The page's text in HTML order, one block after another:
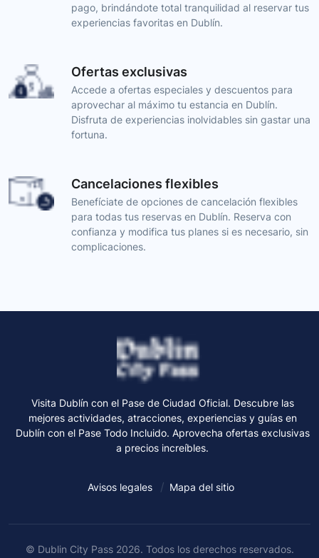
pago, brindándote total tranquilidad al reservar tus
experiencias favoritas en Dublín.
Ofertas exclusivas
Accede a ofertas especiales y descuentos para
aprovechar al máximo tu estancia en Dublín.
Disfruta de experiencias inolvidables sin gastar una
fortuna.
Cancelaciones flexibles
Benefíciate de opciones de cancelación flexibles
para todas tus reservas en Dublín. Reserva con
confianza y modifica tus planes si es necesario, sin
complicaciones.
Visita Dublín con el Pase de Ciudad Oficial. Descubre las
mejores actividades, atracciones, experiencias y guías en
Dublín con el Pase Todo Incluido. Aprovecha ofertas exclusivas
a precios increíbles.
Avisos legales Mapa del sitio
© Dublin City Pass 2026. Todos los derechos reservados.